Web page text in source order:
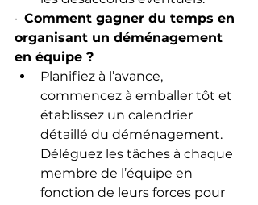
· Comment gagner du temps en
organisant un déménagement
en équipe ?
Planifiez à l’avance,
commencez à emballer tôt et
établissez un calendrier
détaillé du déménagement.
Déléguez les tâches à chaque
membre de l’équipe en
fonction de leurs forces pour